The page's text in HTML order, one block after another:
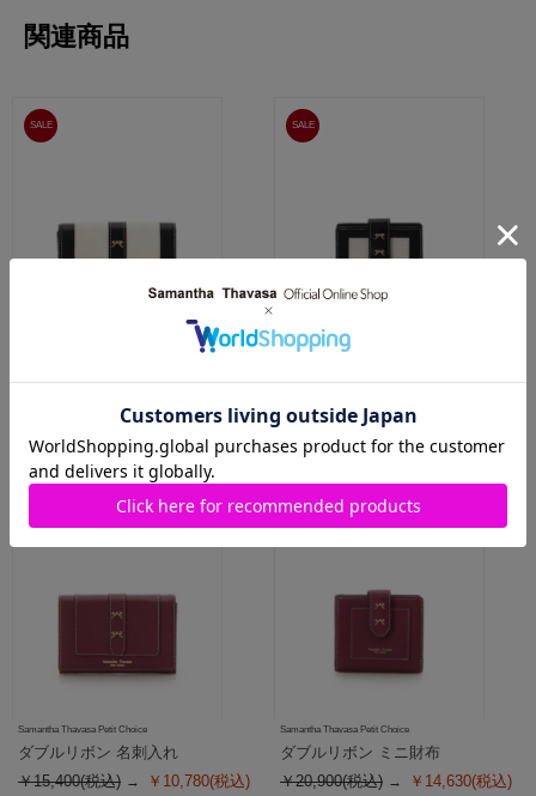
関連商品
SALE
ダブルリボン 名刺入れ
￥10,780(税込)
SALE
ダブルリボン ミニ財布
￥20,900(税込)
￥14,630(税込)
Samantha Thavasa Petit Choice
ダブルリボン 名刺入れ
￥15,400(税込)
￥10,780(税込)
Samantha Thavasa Petit Choice
ダブルリボン ミニ財布
￥20,900(税込)
￥14,630(税込)